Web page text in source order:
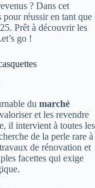
? Dans cet
réussir en tant que
Prêt à découvrir les
go !
du marché
et les revendre
il intervient à toutes les
de la perle rare à
de rénovation et
facettes qui exige